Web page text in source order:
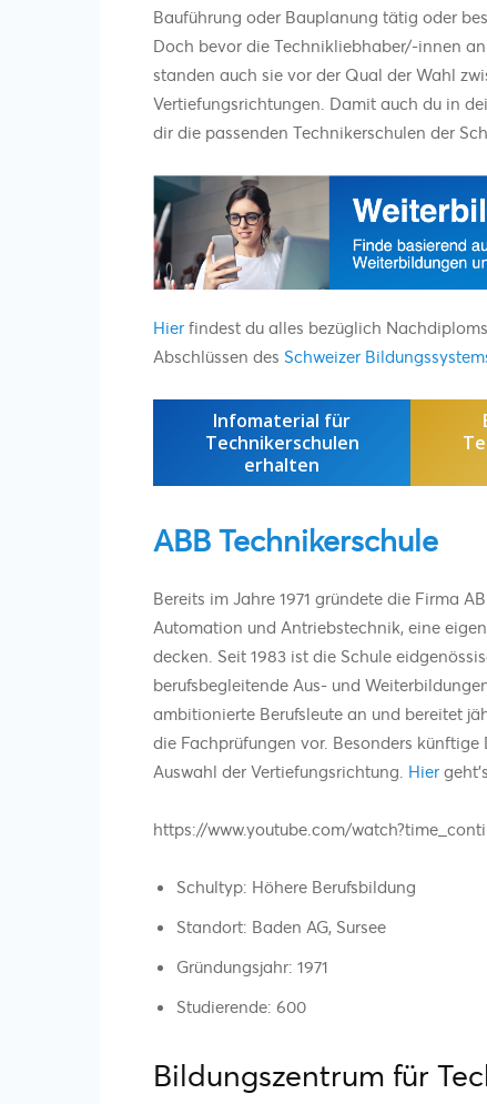
Bauführung oder Bauplanung tätig oder
Doch bevor die Technikliebhaber/-innen
standen auch sie vor der Qual der Wahl
Vertiefungsrichtungen. Damit auch du in
dir die passenden Technikerschulen der
Hier findest du alles bezüglich
Abschlüssen des Schweizer
Infomaterial für
Technikerschulen
erhalten
ABB Technikerschule
Bereits im Jahre 1971 gründete die Firma
Automation und Antriebstechnik, eine
decken. Seit 1983 ist die Schule
berufsbegleitende Aus- und
ambitionierte Berufsleute an und bereitet
die Fachprüfungen vor. Besonders
Auswahl der Vertiefungsrichtung. Hier
https://www.youtube.com/
Schultyp: Höhere Berufsbildung
Standort: Baden AG, Sursee
Gründungsjahr: 1971
Studierende: 600
Bildungszentrum für